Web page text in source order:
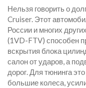
Нельзя говорить о
Cruiser. Этот
России и многих
(1VD-FTV) способен
вскрытия блока
салон от ударов, а
дорог. Для тюнинга
большие колеса,